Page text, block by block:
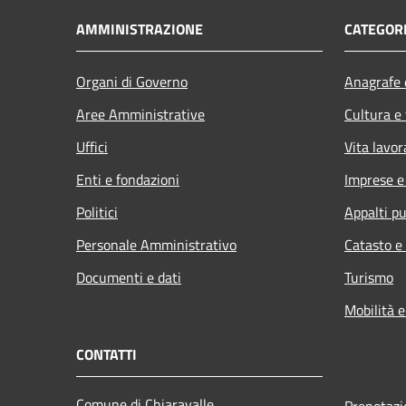
AMMINISTRAZIONE
Organi di Governo
Aree Amministrative
Uffici
Enti e fondazioni
Politici
Personale Amministrativo
Documenti e dati
Cultura
Vita
Imprese
Appalti
Catasto
Turismo
Mobilità
CONTATTI